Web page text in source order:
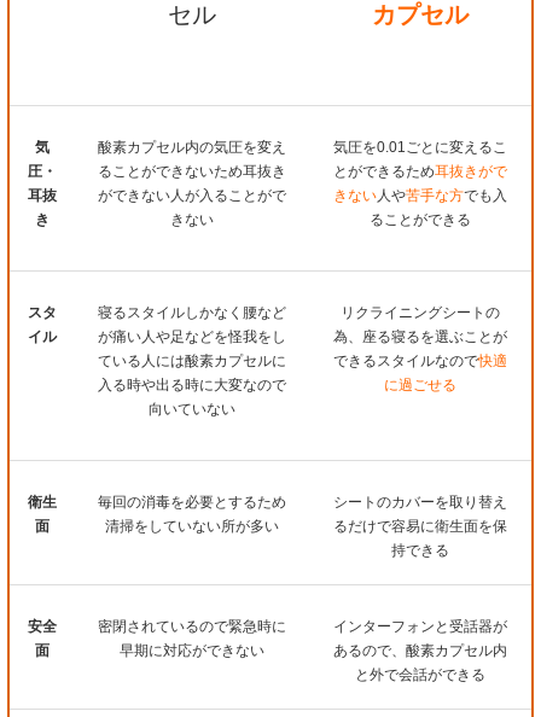
セル
カプセル
気
圧・
耳抜
き
酸素カプセル内の気圧を変え
ることができないため耳抜き
ができない人が入ることがで
きない
気圧を0.01ごとに変えるこ
とができるため耳抜きがで
きない人や苦手な方でも入
ることができる
スタ
イル
寝るスタイルしかなく腰など
が痛い人や足などを怪我をし
ている人には酸素カプセルに
入る時や出る時に大変なので
向いていない
リクライニングシートの
為、座る寝るを選ぶことが
できるスタイルなので快適
に過ごせる
衛生
面
毎回の消毒を必要とするため
清掃をしていない所が多い
シートのカバーを取り替え
るだけで容易に衛生面を保
持できる
安全
面
密閉されているので緊急時に
早期に対応ができない
インターフォンと受話器が
あるので、酸素カプセル内
と外で会話ができる